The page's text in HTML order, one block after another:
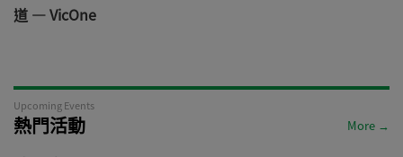
道 — VicOne
Upcoming Events
熱門活動 More →